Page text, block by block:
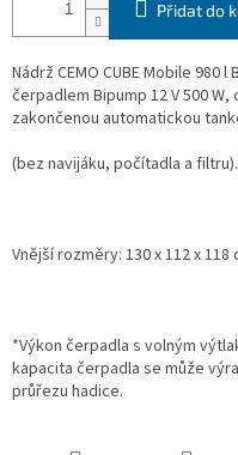
Přidat do
Nádrž CEMO CUBE Mobile
čerpadlem Bipump 12 V 500 W,
zakončenou automatickou
(bez navijáku, počítadla a filtru).
Vnější rozměry: 130 x 112 x 118
*Výkon čerpadla s volným
kapacita čerpadla se může
průřezu hadice.